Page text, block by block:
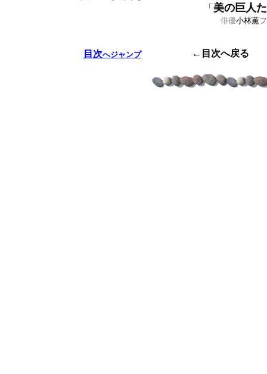
目次へジャンプ
「 美の巨人
俳優小林薫
← 目次へ戻る